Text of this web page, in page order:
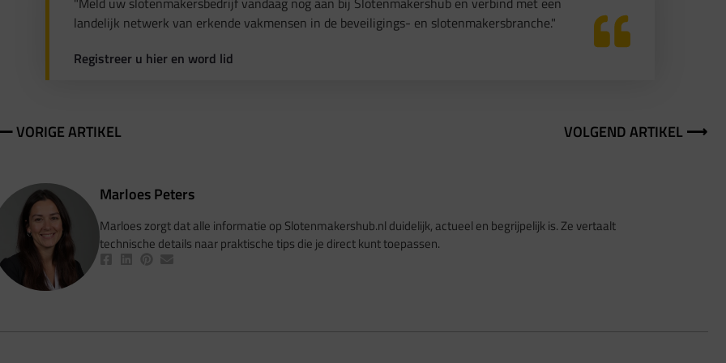
landelijk netwerk van erkende vakmensen in de beveiligings- en slotenmakersbranche."
Registreer u hier en word lid
ARTIKEL VOLGEND ARTIKEL ⟶
Marloes Peters
Marloes zorgt dat alle informatie op Slotenmakershub.nl duidelijk, actueel en begrijpelijk is. Ze vertaalt
technische details naar praktische tips die je direct kunt toepassen.